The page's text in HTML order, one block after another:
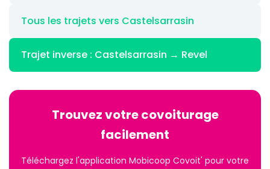
Tous les trajets vers Castelsarrasin
Trajet inverse : Castelsarrasin → Revel
Trouvez votre covoiturage
facilement
Téléchargez l'application Mobicoop Covoit' pour votre